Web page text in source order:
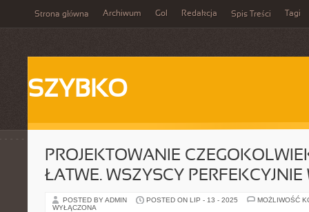
Strona główna Archiwum Gol Redakcja Spis Treści Tagi
SZYBKO
PROJEKTOWANIE
ŁATWE. WSZYSCY
POSTED BY ADMIN POSTED ON LIP - 13 - 2025
MOŻLIWOŚĆ
WYŁĄCZONA